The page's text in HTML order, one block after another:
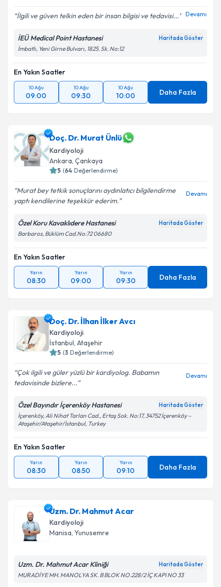
İlgili ve güven telkin eden bir insan bilgisi ve tedavisi... Devamı
İEÜ Medical Point Hastanesi Haritada Göster
İmbatlı, Yeni Girne Bulvarı, 1825. Sk. No:12
En Yakın Saatler
10 Ağu
09:00
10 Ağu
09:30
10 Ağu
10:00 Daha Fazla
Doç. Dr. Murat Ünlü
Kardiyoloji
Ankara, Çankaya
5 (64 Değerlendirme)
Murat bey tetkik sonuçlarını aydınlatıcı bilgilendirme
yaptı kendilerine teşekkür ederim.
Devamı
Özel Koru Kavaklıdere Hastanesi Haritada Göster
Barbaros, Büklüm Cad.No:72 06680
En Yakın Saatler
Yarın
08:30
Yarın
09:00
Yarın
09:30 Daha Fazla
Doç. Dr. İlhan İlker Avcı
Kardiyoloji
İstanbul, Ataşehir
5 (3 Değerlendirme)
Çok ilgili ve güler yüzlü bir kardiyolog. Babamın
tedavisinde bizlere...
Devamı
Özel Bayındır İçerenköy Hastanesi Haritada Göster
İçerenköy, Ali Nihat Tarlan Cad., Ertaş Sok. No:17, 34752 İçerenköy –
Ataşehir/Ataşehir/İstanbul, Turkey
En Yakın Saatler
Yarın
08:30
Yarın
08:50
Yarın
09:10 Daha Fazla
Uzm. Dr. Mahmut Acar
Kardiyoloji
Manisa, Yunusemre
Uzm. Dr. Mahmut Acar Kliniği Haritada Göster
MURADİYE MH. MANOLYA SK. B BLOK NO.228/2 İÇ KAPI NO 33